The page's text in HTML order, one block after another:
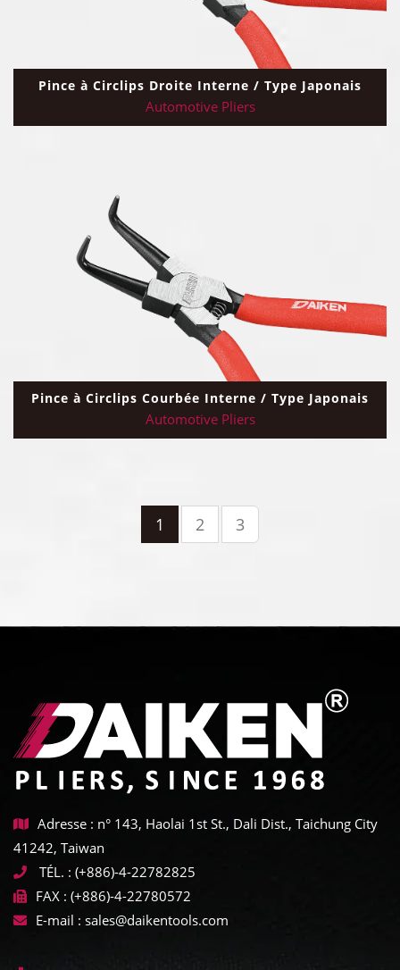
Pince à Circlips Droite Interne / Type Japonais
Automotive Pliers
Pince à Circlips Courbée Interne / Type Japonais
Automotive Pliers
1 2 3
Adresse : n° 143, Haolai 1st St., Dali Dist., Taichung City
41242, Taiwan
TÉL. : (+886)-4-22782825
FAX : (+886)-4-22780572
E-mail : sales@daikentools.com